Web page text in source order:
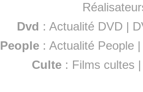
Dvd : Actualité DVD |
People :Actualité People
Culte : Films cultes